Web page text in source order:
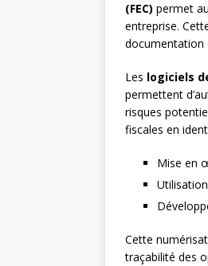
(FEC) permet
entreprise.
documentation
Les logiciels
permettent
risques
fiscales en
Mise en
Cette
traçabilité des